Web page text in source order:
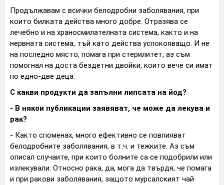
Продължавам с всички белодробни заболявания, при
които билката действа много добре. Отразява се
лечебно и на храносмилателната система, както и на
нервната система, тъй като действа успокояващо. И не
на последно място, помага при стерилитет, аз съм
помогнал на доста бездетни двойки, които вече си имат
по едно-две деца.
С какви продукти да запълни липсата на йод?
- В някои публикации заявяват, че може да лекува и
рак?
- Както споменах, много ефективно се повлияват
белодробните заболявания, в т.ч. и тежките. Аз съм
описал случаите, при които болните са се подобрили или
излекували. Относно рака, да, мога да твърдя, че помага
и при ракови заболявания, защото мурсалският чай